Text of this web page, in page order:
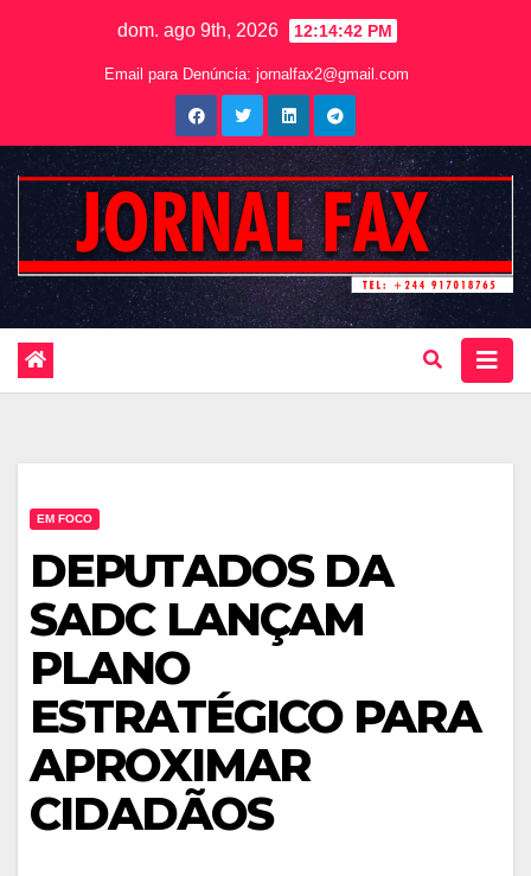
dom. ago 9th, 2026 12:14:43 PM
Email para Denúncia: jornalfax2@gmail.com
EM FOCO
DEPUTADOS DA
SADC LANÇAM
PLANO
ESTRATÉGICO PARA
APROXIMAR
CIDADÃOS